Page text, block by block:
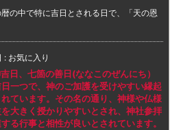
の中で特に吉日とされる日で、「天の恩
: お気に入り
日、七箇の善日(ななこのぜんにち）
一つで、神のご加護を受けやすい縁起
ています。その名の通り、神様や仏様
大きく授かりやすいとされ、神社参拝
る行事と相性が良いとされています。